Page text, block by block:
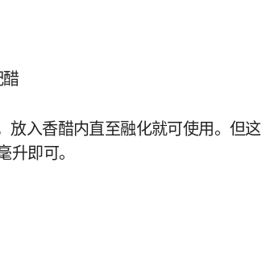
醋
放入香醋内直至融化就可使用。但
升即可。